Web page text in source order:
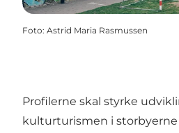
Foto: Astrid Maria Rasmussen
Profilerne skal styrke
kulturturismen i